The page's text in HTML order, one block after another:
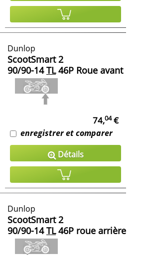
Dunlop
ScootSmart 2
90/90-14 TL46P Roue avant
74,04€
enregistrer et comparer
Détails
Dunlop
ScootSmart 2
90/90-14 TL46P roue arrière